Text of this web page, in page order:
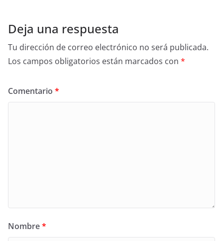
Deja una respuesta
Tu dirección de correo electrónico no será publicada.
Los campos obligatorios están marcados con *
Comentario *
Nombre*